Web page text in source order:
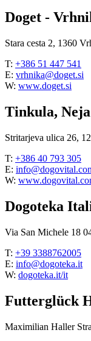
Doget -
Stara cesta 2, 1360
T: +386 51 447 541
E: vrhnika@doget.si
W: www.doget.si
Tinkula, Neja
Stritarjeva ulica 26,
T: +386 40 793 305
E:
W:
Dogoteka
Via San Michele 18
T: +39 3388762005
E: info@dogoteka.it
W: dogoteka.it/it
Futterglück
Maximilian Haller